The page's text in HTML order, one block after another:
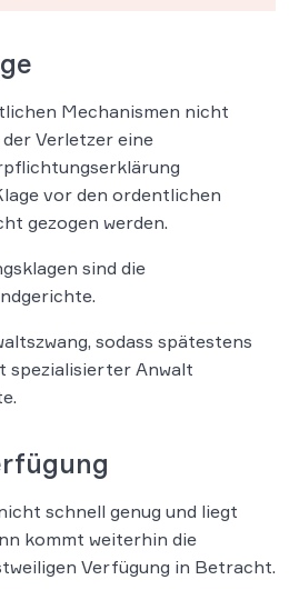
Mechanismen nicht
Verletzer eine
vor den ordentlichen
gezogen werden.
sind die
sodass spätestens
spezialisierter Anwalt
schnell genug und liegt
kommt weiterhin die
Verfügung in Betracht.